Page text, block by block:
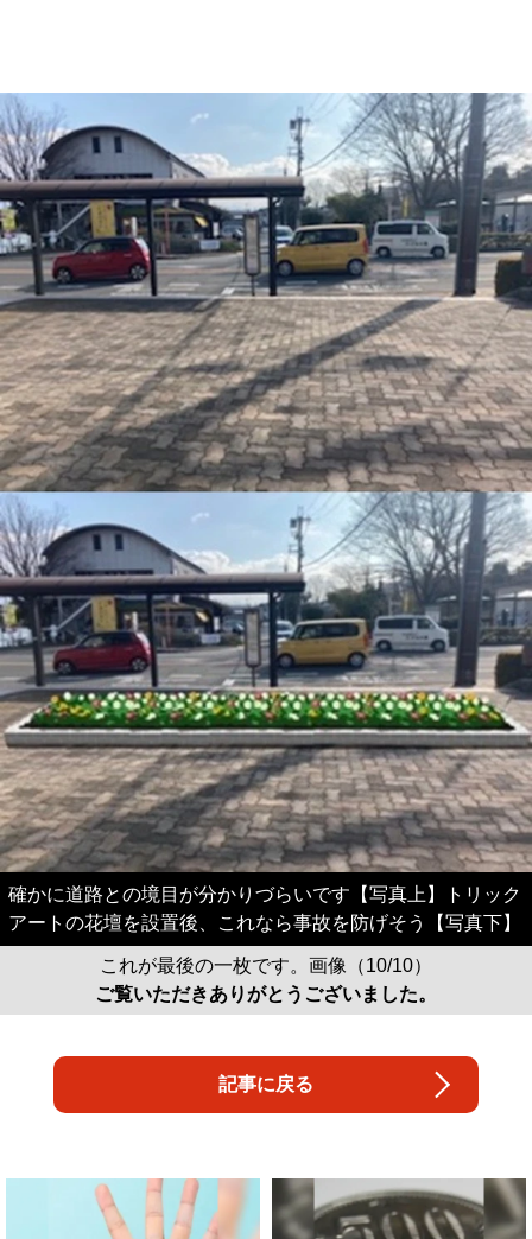
確かに道路との境目が分かりづらいです【写真上】トリック
アートの花壇を設置後、これなら事故を防げそう【写真下】
これが最後の一枚です。画像（10/10）
ご覧いただきありがとうございました。
記事に戻る